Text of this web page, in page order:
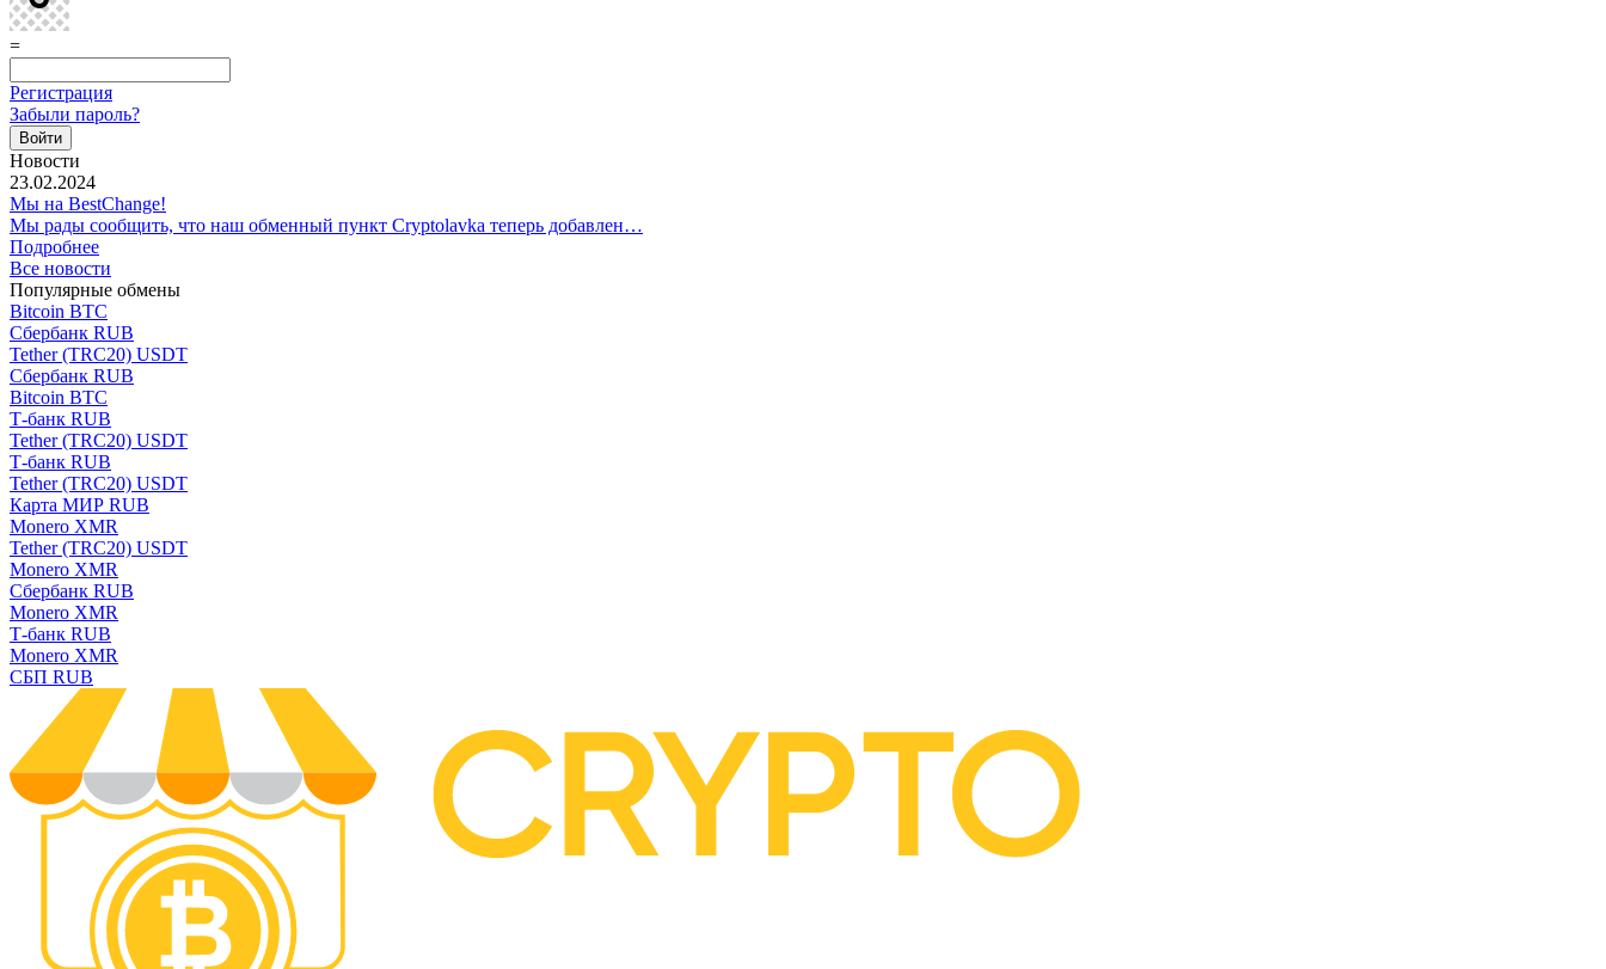
=
Регистрация
Забыли пароль?
Новости
23.02.2024
Мы на BestChange!
Мы рады сообщить, что наш обменный пункт Cryptolavka теперь добавлен…
Подробнее
Все новости
Популярные обмены
Bitcoin BTC
Сбербанк RUB
Tether (TRC20) USDT
Сбербанк RUB
Bitcoin BTC
Т-банк RUB
Tether (TRC20) USDT
Т-банк RUB
Tether (TRC20) USDT
Карта МИР RUB
Monero XMR
Tether (TRC20) USDT
Monero XMR
Сбербанк RUB
Monero XMR
Т-банк RUB
Monero XMR
СБП RUB